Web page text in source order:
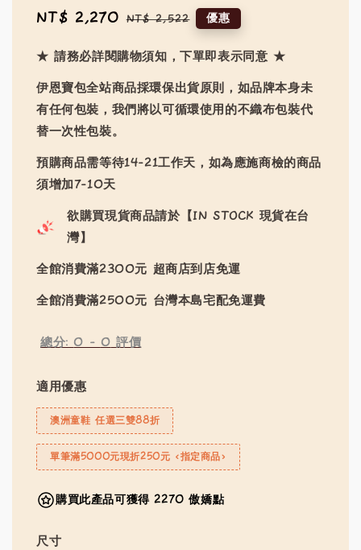
Sale
NT$ 2,270 Regular
NT$ 2,522 優惠
★ 請務必詳閱購物須知，下單即表示同意 ★
伊恩寶包全站商品採環保出貨原則，如品牌本身未
有任何包裝，我們將以可循環使用的不織布包裝代
替一次性包裝。
預購商品需等待14-21工作天，如為應施商檢的商品
須增加7-10天
欲購買現貨商品請於【IN STOCK 現貨在台
灣】
全館消費滿2300元 超商店到店免運
全館消費滿2500元 台灣本島宅配免運費
總分: 0 - 0 評價
適用優惠
澳洲童鞋 任選三雙88折
單筆滿5000元現折250元 <指定商品>
購買此產品可獲得 2270 傲嬌點
尺寸